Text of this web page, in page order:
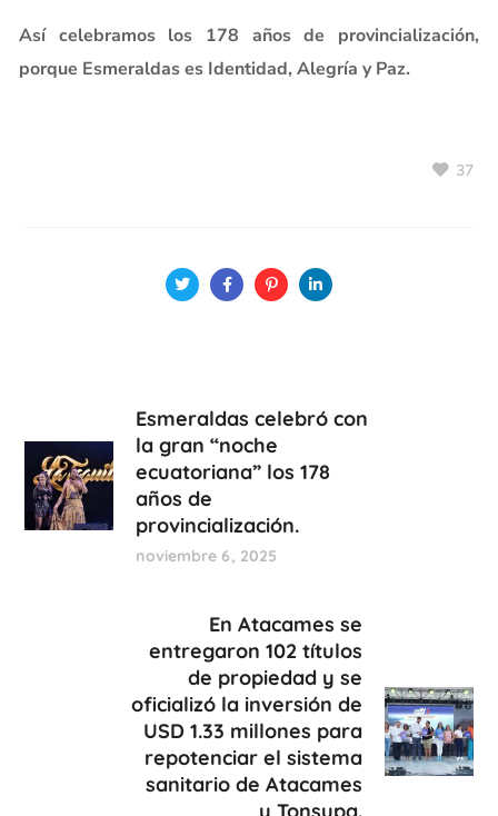
Así celebramos los 178 años de provincialización,
porque Esmeraldas es Identidad, Alegría y Paz.
37
Esmeraldas celebró con
la gran “noche
ecuatoriana” los 178
años de
provincialización.
noviembre 6, 2025
En Atacames se
entregaron 102 títulos
de propiedad y se
oficializó la inversión de
USD 1.33 millones para
repotenciar el sistema
sanitario de Atacames
y Tonsupa.